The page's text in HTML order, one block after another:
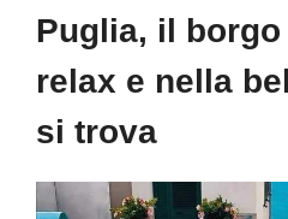
Puglia, il
relax e nella
si trova